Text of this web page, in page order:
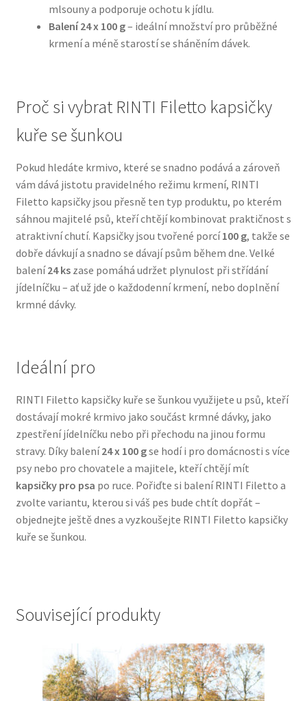
Konzervy a kapsičky pro psy
N&D Farmina pro psy — Italské holistic krmivo
Pelíšky pro psy
Ortopedické pelíšky
Přepravky pro psy
Purizon pro psy — Vysoký obsah masa, bez obilovin
Royal Canin pro psy
Vodítka a obojky
Wolf of Wilderness
mlsouny a podporuje ochotu k jídlu.
Balení 24 x 100 g– ideální množství pro průběžné
krmení a méně starostí se sháněním dávek.
Proč si vybrat RINTI Filetto kapsičky
kuře se šunkou
Pokud hledáte krmivo, které se snadno podává a zároveň
vám dává jistotu pravidelného režimu krmení, RINTI
Filetto kapsičky jsou přesně ten typ produktu, po kterém
sáhnou majitelé psů, kteří chtějí kombinovat praktičnost s
atraktivní chutí. Kapsičky jsou tvořené porcí100 g, takže se
dobře dávkují a snadno se dávají psům během dne. Velké
balení24 kszase pomáhá udržet plynulost při střídání
jídelníčku – ať už jde o každodenní krmení, nebo doplnění
krmné dávky.
Ideální pro
RINTI Filetto kapsičky kuře se šunkou využijete u psů, kteří
dostávají mokré krmivo jako součást krmné dávky, jako
zpestření jídelníčku nebo při přechodu na jinou formu
stravy. Díky balení24 x 100 gse hodí i pro domácnosti s více
psy nebo pro chovatele a majitele, kteří chtějí mít
kapsičky pro psa po ruce. Pořiďte si balení RINTI Filetto a
zvolte variantu, kterou si váš pes bude chtít dopřát –
objednejte ještě dnes a vyzkoušejte RINTI Filetto kapsičky
kuře se šunkou.
Související produkty